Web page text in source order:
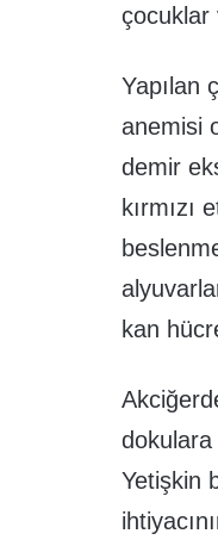
çocuklar
Yapılan
anemisi
demir
kırmızı
kan
dokulara
Yetişkin